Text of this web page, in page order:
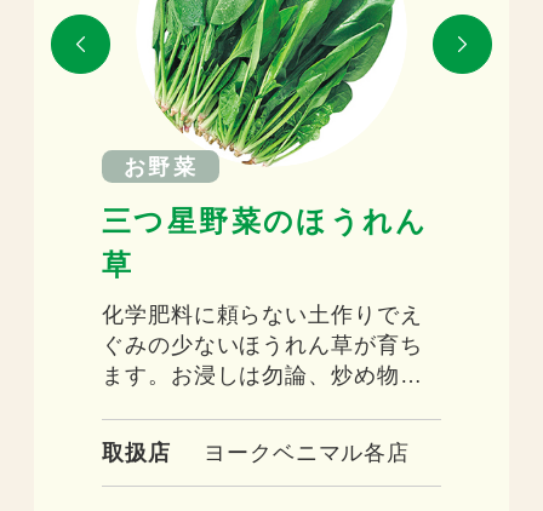
お野菜
三つ星野菜のほうれん
草
化学肥料に頼らない土作りでえ
ぐみの少ないほうれん草が育ち
ます。お浸しは勿論、炒め物、
味しく食べることが出来ます。
取扱店 ヨークベニマル各店